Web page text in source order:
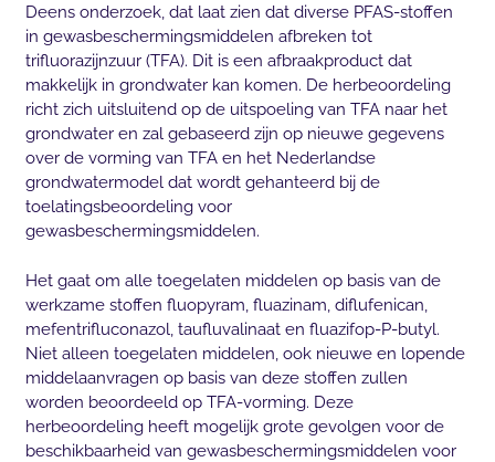
Deens onderzoek, dat laat zien dat diverse PFAS-stoffen
in gewasbeschermingsmiddelen afbreken tot
trifluorazijnzuur (TFA). Dit is een afbraakproduct dat
makkelijk in grondwater kan komen. De herbeoordeling
richt zich uitsluitend op de uitspoeling van TFA naar het
grondwater en zal gebaseerd zijn op nieuwe gegevens
over de vorming van TFA en het Nederlandse
grondwatermodel dat wordt gehanteerd bij de
toelatingsbeoordeling voor
gewasbeschermingsmiddelen.
Het gaat om alle toegelaten middelen op basis van de
werkzame stoffen fluopyram, fluazinam, diflufenican,
mefentrifluconazol, taufluvalinaat en fluazifop-P-butyl.
Niet alleen toegelaten middelen, ook nieuwe en lopende
middelaanvragen op basis van deze stoffen zullen
worden beoordeeld op TFA-vorming. Deze
herbeoordeling heeft mogelijk grote gevolgen voor de
beschikbaarheid van gewasbeschermingsmiddelen voor